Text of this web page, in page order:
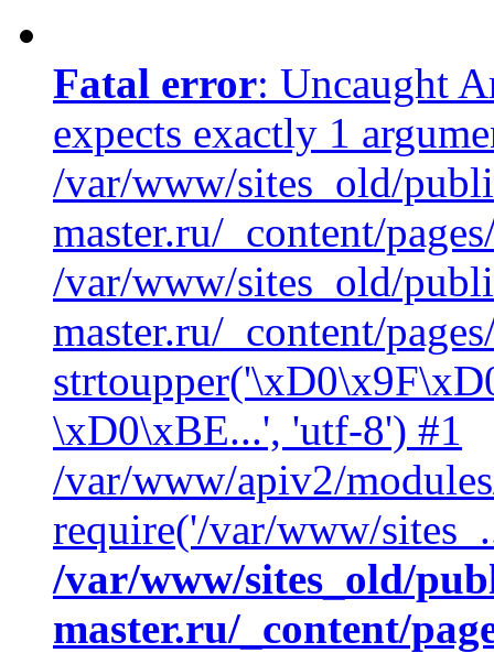
Fatal error: Uncaught
expects exactly 1
/var/www/sites_old/
master.ru/_content/
/var/www/sites_old/
master.ru/_content/
\xD0\xBE...', 'utf-8') #1
/var/www/apiv2/
require('/var/www/
/var/www/sites_old/
master.ru/_content/